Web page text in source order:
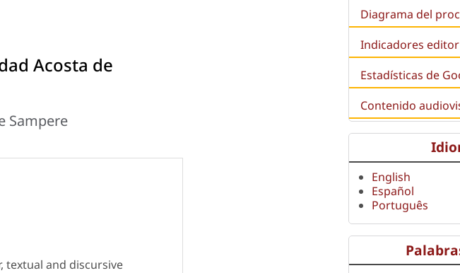
Acosta de
Sampere
textual and discursive
Diagrama del
Indicadores
Estadísticas de
Contenido
English
Español
Português